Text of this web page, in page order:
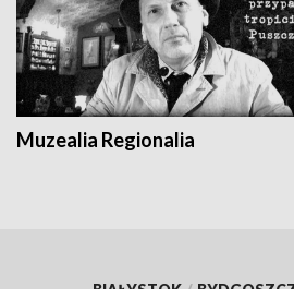
Muzealia Regionalia